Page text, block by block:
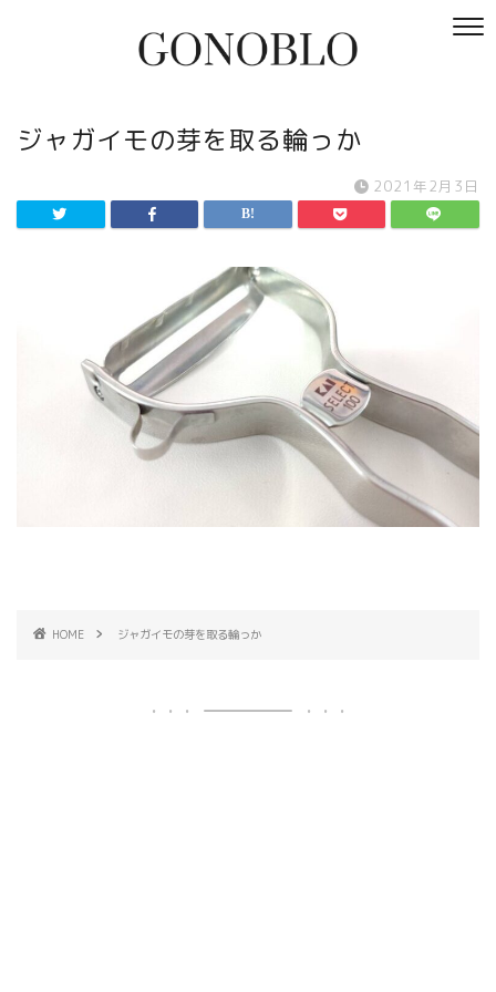
ジャガイモの芽を取る輪っか
2021年2月3日
HOME ジャガイモの芽を取る輪っか